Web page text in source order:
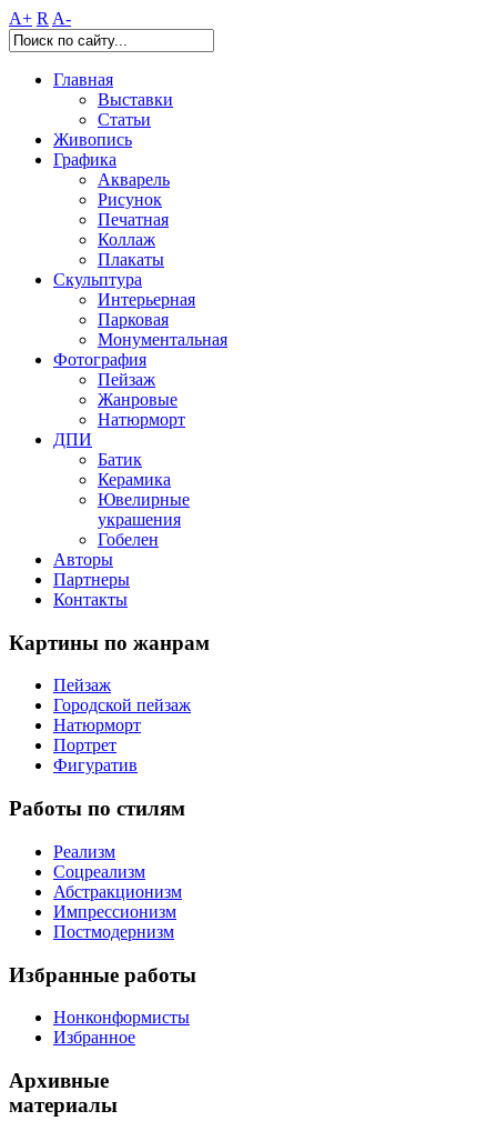
A+ R A-
Главная
Выставки
Статьи
Живопись
Графика
Акварель
Рисунок
Печатная
Коллаж
Плакаты
Скульптура
Интерьерная
Парковая
Монументальная
Фотография
Пейзаж
Жанровые
Натюрморт
ДПИ
Батик
Керамика
Ювелирные
украшения
Гобелен
Авторы
Партнеры
Контакты
Картины по жанрам
Пейзаж
Городской пейзаж
Натюрморт
Портрет
Фигуратив
Работы по стилям
Реализм
Соцреализм
Абстракционизм
Импрессионизм
Постмодернизм
Избранные работы
Нонконформисты
Избранное
Архивные
материалы